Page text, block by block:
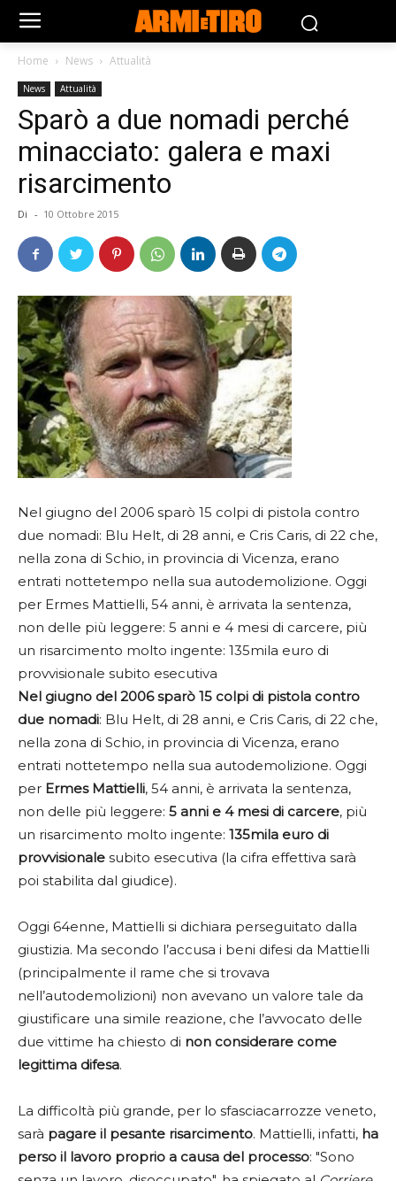
Home News Attualità
News Attualità
Sparò a due nomadi perché
minacciato: galera e maxi
risarcimento
Di - 10 Ottobre 2015
Nel giugno del 2006 sparò 15 colpi di pistola contro
due nomadi: Blu Helt, di 28 anni, e Cris Caris, di 22 che,
nella zona di Schio, in provincia di Vicenza, erano
entrati nottetempo nella sua autodemolizione. Oggi
per Ermes Mattielli, 54 anni, è arrivata la sentenza,
non delle più leggere: 5 anni e 4 mesi di carcere, più
un risarcimento molto ingente: 135mila euro di
provvisionale subito esecutiva
Nel giugno del 2006 sparò 15 colpi di pistola contro
due nomadi: Blu Helt, di 28 anni, e Cris Caris, di 22 che,
nella zona di Schio, in provincia di Vicenza, erano
entrati nottetempo nella sua autodemolizione. Oggi
per Ermes Mattielli, 54 anni, è arrivata la sentenza,
non delle più leggere: 5 anni e 4 mesi di carcere, più
un risarcimento molto ingente: 135mila euro di
provvisionale subito esecutiva (la cifra effettiva sarà
poi stabilita dal giudice).
Oggi 64enne, Mattielli si dichiara perseguitato dalla
giustizia. Ma secondo l’accusa i beni difesi da Mattielli
(principalmente il rame che si trovava
nell’autodemolizioni) non avevano un valore tale da
giustificare una simile reazione, che l’avvocato delle
due vittime ha chiesto di non considerare come
legittima difesa.
La difficoltà più grande, per lo sfasciacarrozze veneto,
sarà pagare il pesante risarcimento. Mattielli, infatti, ha
perso il lavoro proprio a causa del processo: "Sono